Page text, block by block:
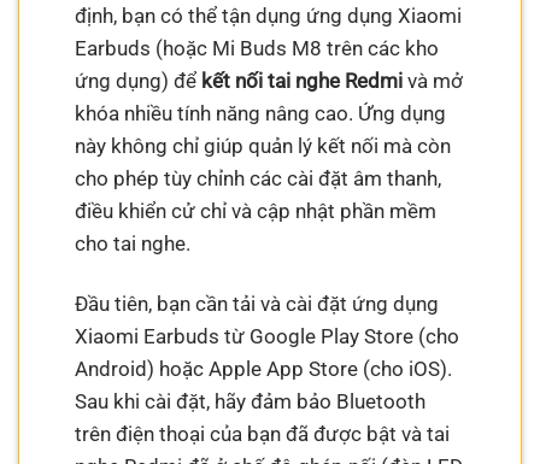
định, bạn có thể tận dụng ứng dụng Xiaomi
Earbuds (hoặc Mi Buds M8 trên các kho
ứng dụng) để kết nối tai nghe Redmi và mở
khóa nhiều tính năng nâng cao. Ứng dụng
này không chỉ giúp quản lý kết nối mà còn
cho phép tùy chỉnh các cài đặt âm thanh,
điều khiển cử chỉ và cập nhật phần mềm
cho tai nghe.
Đầu tiên, bạn cần tải và cài đặt ứng dụng
Xiaomi Earbuds từ Google Play Store (cho
Android) hoặc Apple App Store (cho iOS).
Sau khi cài đặt, hãy đảm bảo Bluetooth
trên điện thoại của bạn đã được bật và tai